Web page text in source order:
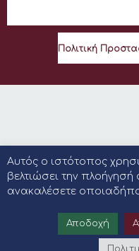
Πολιτική
Αυτός ο ιστότοπος
βελτιώσει την
ανακαλέσετε
Αποδοχή